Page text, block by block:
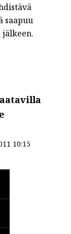
saapuu
jälkeen.
10:15